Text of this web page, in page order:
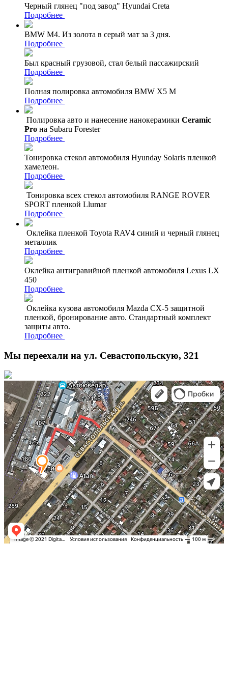
Черный глянец "под завод" Hyundai Creta
Подробнее
BMW M4. Из золота в серый мат за 3 дня.
Подробнее
Был красный грузовой, стал белый пассажирский
Подробнее
Полная полировка автомобиля BMW X5 M
Подробнее
Полировка авто и нанесение нанокерамики Ceramic
Pro на Subaru Forester
Подробнее
Тонировка стекол автомобиля Hyunday Solaris пленкой
хамелеон.
Подробнее
Тонировка всех стекол автомобиля RANGE ROVER
SPORT пленкой Llumar
Подробнее
Оклейка пленкой Toyota RAV4 синий и черный глянец
металлик
Подробнее
Оклейка антигравийной пленкой автомобиля Lexus LX
450
Подробнее
Оклейка кузова автомобиля Mazda CX-5 защитной
пленкой, бронирование авто. Стандартный комплект
защиты авто.
Подробнее
Мы переехали на ул. Севастопольскую, 321